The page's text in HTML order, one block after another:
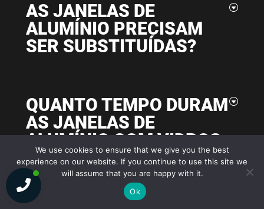
AS JANELAS DE
ALUMÍNIO PRECISAM
SER SUBSTITUÍDAS?
QUANTO TEMPO DURAM
AS JANELAS DE
ALUMÍNIO COM VIDROS
DUPLOS?
We use cookies to ensure that we give you the best
experience on our website. If you continue to use this site we
will assume that you are happy with it.
Ok